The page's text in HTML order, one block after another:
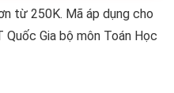
từ 250K. Mã áp dụng cho
Gia bộ môn Toán Học